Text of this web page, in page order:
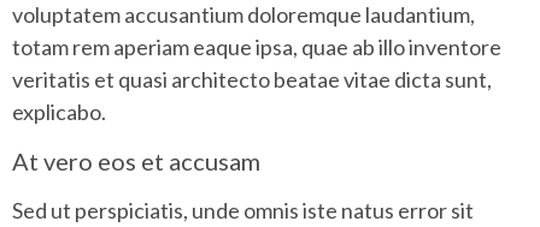
voluptatem accusantium doloremque laudantium,
totam rem aperiam eaque ipsa, quae ab illo inventore
veritatis et quasi architecto beatae vitae dicta sunt,
explicabo.
At vero eos et accusam
Sed ut perspiciatis, unde omnis iste natus error sit